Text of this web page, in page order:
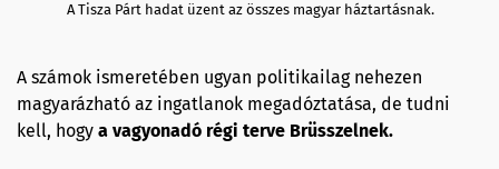
A Tisza Párt hadat üzent az összes magyar háztartásnak.
A számok ismeretében ugyan politikailag nehezen
magyarázható az ingatlanok megadóztatása, de tudni
kell, hogy a vagyonadó régi terve Brüsszelnek.